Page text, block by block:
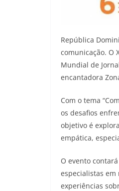
República
comunicação. O
Mundial de
encantadora
Com o tema
os desafios
objetivo é
empática,
O evento
especialistas
experiências